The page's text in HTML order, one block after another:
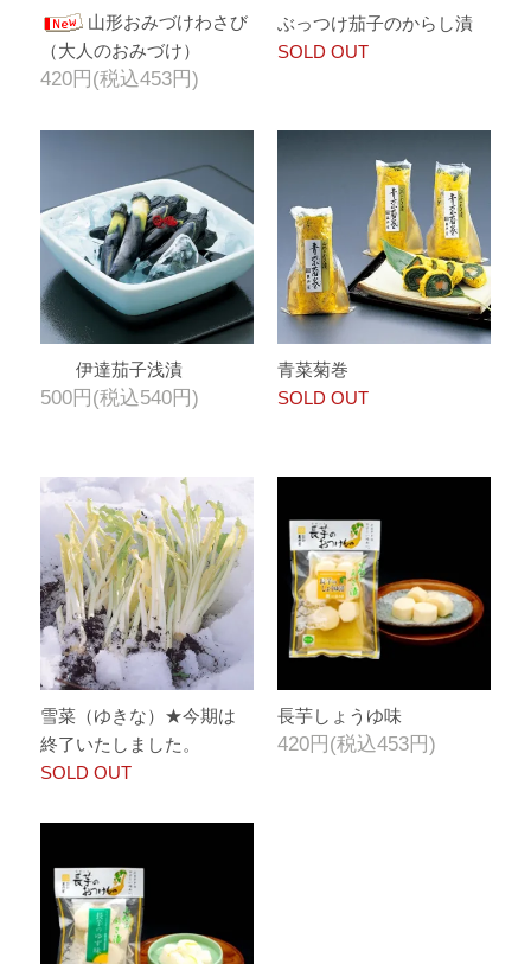
山形おみづけわさび
（大人のおみづけ）
420円(税込453円)
ぶっつけ茄子のからし漬
SOLD OUT
伊達茄子浅漬
500円(税込540円)
青菜菊巻
SOLD OUT
雪菜（ゆきな）★今期は
終了いたしました。
SOLD OUT
長芋しょうゆ味
420円(税込453円)